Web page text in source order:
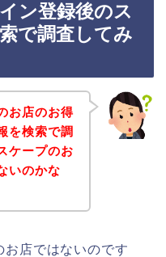
ン登録後のス
で調査してみ
お店のお得
を検索で調
ケープのお
いのかな
お店ではないのです